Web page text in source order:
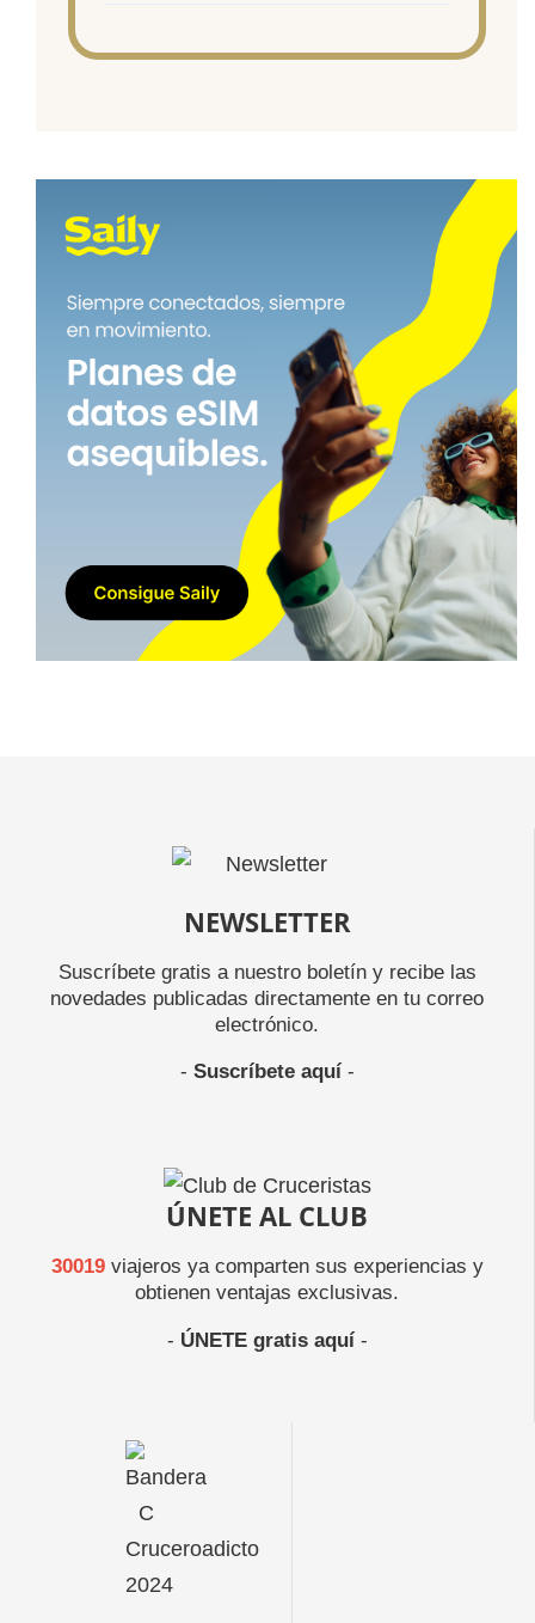
NEWSLETTER
Suscríbete gratis a nuestro boletín y recibe las
novedades publicadas directamente en tu correo
electrónico.
- Suscríbete aquí-
ÚNETE AL CLUB
30019viajeros ya comparten sus experiencias y
obtienen ventajas exclusivas.
- ÚNETE gratis aquí-